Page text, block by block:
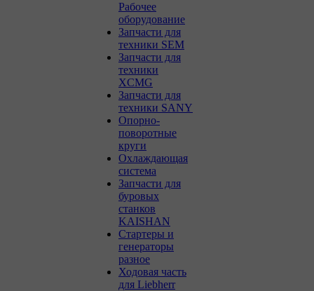
Рабочее
оборудование
Запчасти для
техники SEM
Запчасти для
техники
XCMG
Запчасти для
техники SANY
Опорно-
поворотные
круги
Охлаждающая
система
Запчасти для
буровых
станков
KAISHAN
Стартеры и
генераторы
разное
Ходовая часть
для Liebherr